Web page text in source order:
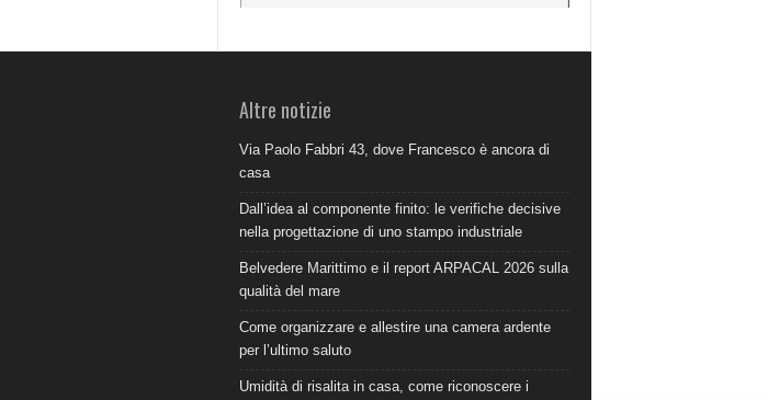
Altre notizie
Via Paolo Fabbri 43, dove Francesco è ancora di
casa
Dall’idea al componente finito: le verifiche decisive
nella progettazione di uno stampo industriale
Belvedere Marittimo e il report ARPACAL 2026 sulla
qualità del mare
Come organizzare e allestire una camera ardente
per l’ultimo saluto
Umidità di risalita in casa, come riconoscere i